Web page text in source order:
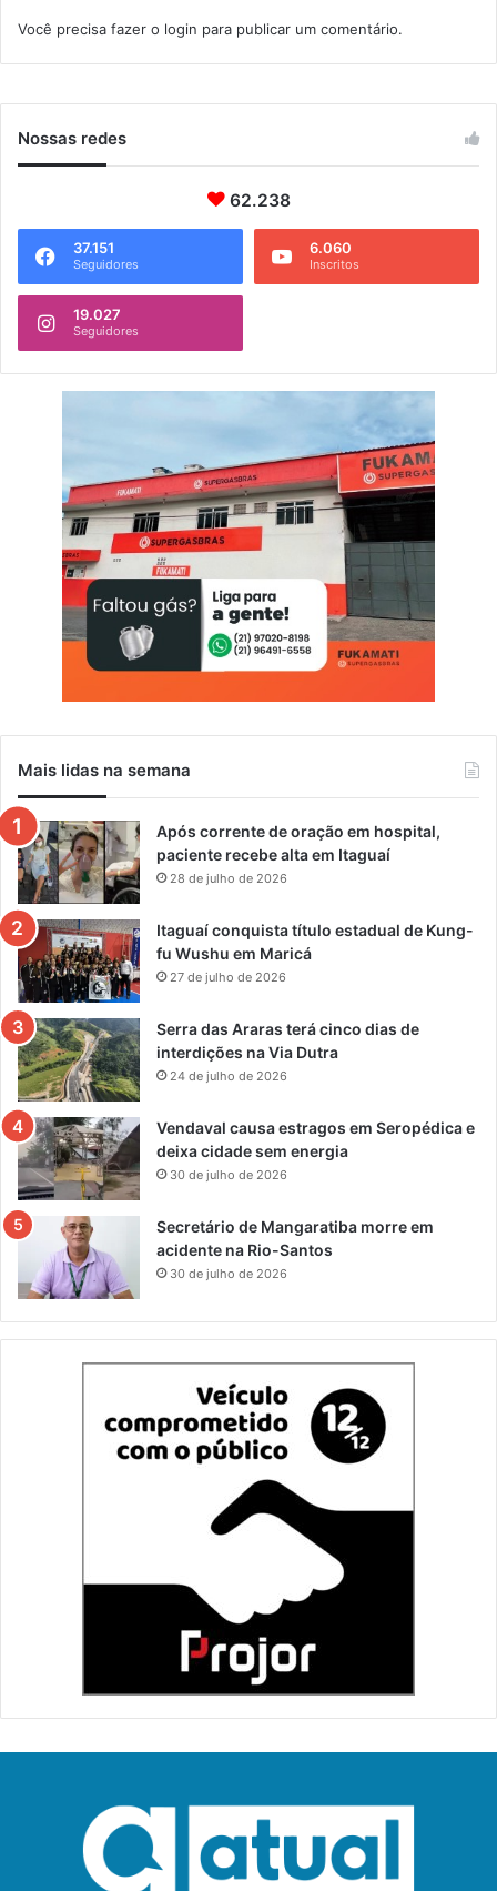
r
e
d
a
Você precisa fazer o login para publicar um comentário.
Nossas redes
62.238
37.151
Seguidores
6.060
Inscritos
19.027
Seguidores
Mais lidas na semana
Após corrente de oração em hospital,
paciente recebe alta em Itaguaí
28 de julho de 2026
Itaguaí conquista título estadual de Kung-
fu Wushu em Maricá
27 de julho de 2026
Serra das Araras terá cinco dias de
interdições na Via Dutra
24 de julho de 2026
Vendaval causa estragos em Seropédica e
deixa cidade sem energia
30 de julho de 2026
Secretário de Mangaratiba morre em
acidente na Rio-Santos
30 de julho de 2026